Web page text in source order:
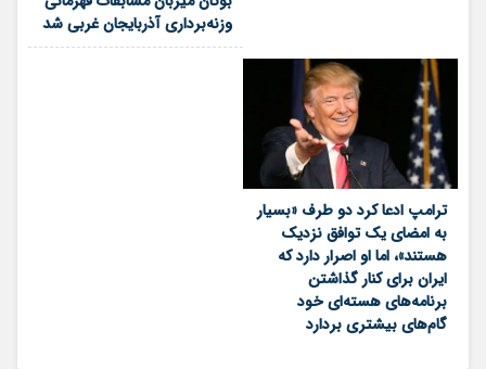
وزنه‌برداری آذربایجان غربی شد
ترامپ ادعا کرد دو طرف «بسیار
به امضای یک توافق نزدیک
هستند»، اما او اصرار دارد که
ایران برای کنار گذاشتن
برنامه‌های هسته‌ای خود
گام‌های بیشتری بردارد